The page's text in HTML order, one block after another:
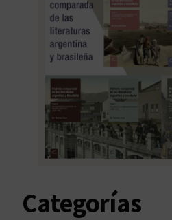
Categorías